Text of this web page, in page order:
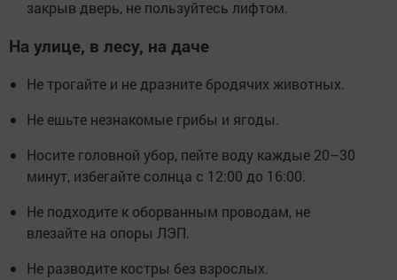
закрыв дверь, не пользуйтесь лифтом.
На улице, в лесу, на даче
Не трогайте и не дразните бродячих животных.
Не ешьте незнакомые грибы и ягоды.
Носите головной убор, пейте воду каждые 20–30
минут, избегайте солнца с 12:00 до 16:00.
Не подходите к оборванным проводам, не
влезайте на опоры ЛЭП.
Не разводите костры без взрослых.